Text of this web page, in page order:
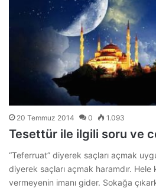
20 Temmuz 2014 0 1.093
Tesettür ile ilgili soru ve
“Teferruat” diyerek saçları açmak
diyerek saçları açmak haramdır.
vermeyenin imanı gider. Sokağa